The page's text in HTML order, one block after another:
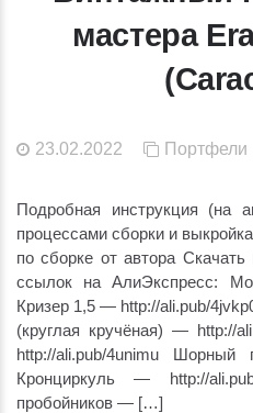
мастера
23.02.2022 Портфели
Подробная инструкция (на
процессами сборки и
по сборке от автора
ссылок на АлиЭкспресс:
Кризер 1,5 — http://ali.pub/
(круглая кручёная) — http://
http://ali.pub/4unimu Шорный
Кронциркуль — http://
пробойников — […]